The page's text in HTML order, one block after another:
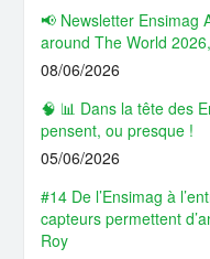
📢 Newsletter Ensimag
around The World
08/06/2026
🧠 📊 Dans la tête des
pensent, ou presque !
05/06/2026
#14 De l’Ensimag à
capteurs permettent
Roy